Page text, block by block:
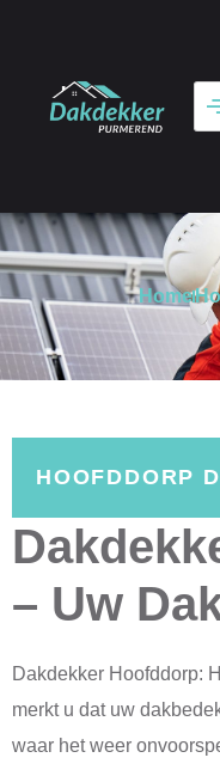
Home
HOOFDDORP
– Uw
Dakdekker Hoofddorp:
merkt u dat uw
waar het weer